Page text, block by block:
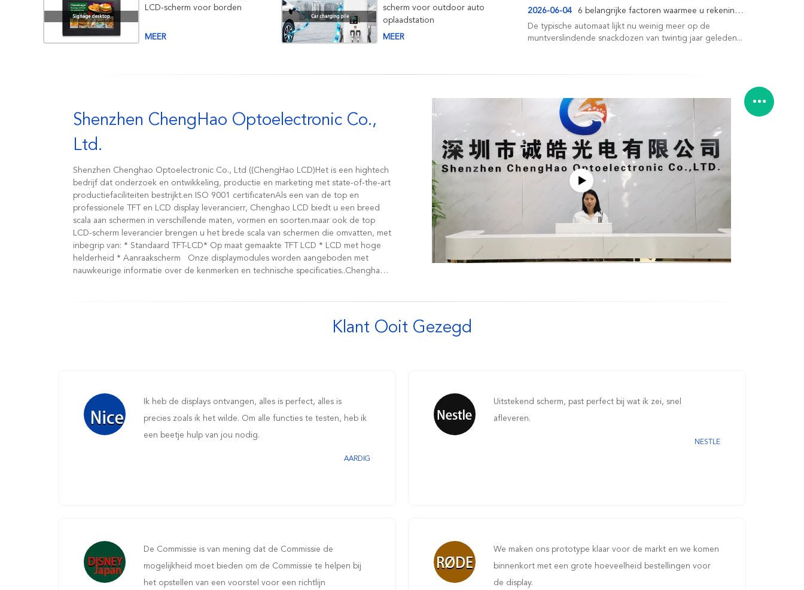
LCD-scherm voor borden
MEER
scherm voor outdoor auto
oplaadstation
MEER
2026-06-04
6 belangrijke factoren waarmee u rekening moet houden bij het kiezen van een TFT LCD-scherm voor ...
De typische automaat lijkt nu weinig meer op de
muntverslindende snackdozen van twintig jaar geleden...
Shenzhen ChengHao Optoelectronic Co.,
Ltd.
Shenzhen Chenghao Optoelectronic Co., Ltd ((ChengHao LCD)Het is een hightech
bedrijf dat onderzoek en ontwikkeling, productie en marketing met state-of-the-art
productiefaciliteiten bestrijkt.en ISO 9001 certificatenAls een van de top en
professionele TFT en LCD display leverancierr, Chenghao LCD biedt u een breed
scala aan schermen in verschillende maten, vormen en soorten.maar ook de top
LCD-scherm leverancier brengen u het brede scala van schermen die omvatten, met
inbegrip van: * Standaard TFT-LCD* Op maat gemaakte TFT LCD * LCD met hoge
helderheid * Aanraakscherm Onze displaymodules worden aangeboden met
nauwkeurige informatie over de kenmerken en technische specificaties..Chenghao
Klant Ooit Gezegd
Ik heb de displays ontvangen, alles is perfect, alles is
precies zoals ik het wilde. Om alle functies te testen, heb ik
een beetje hulp van jou nodig.
AARDIG
Uitstekend scherm, past perfect bij wat ik zei, snel
afleveren.
NESTLE
De Commissie is van mening dat de Commissie de
mogelijkheid moet bieden om de Commissie te helpen bij
het opstellen van een voorstel voor een richtlijn
We maken ons prototype klaar voor de markt en we komen
binnenkort met een grote hoeveelheid bestellingen voor
de display.